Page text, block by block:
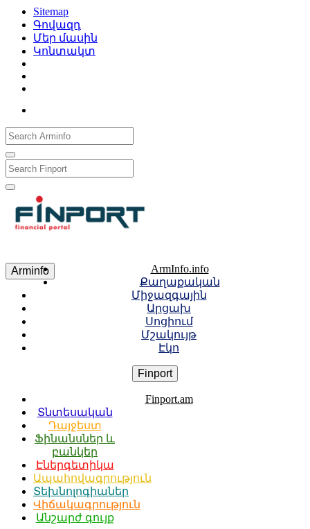
Sitemap
Գովազդ
Մեր մասին
Կոնտակտ
Arminfo
ArmInfo.info
Քաղաքական
Միջազգային
Արցախ
Սոցիում
Մշակույթ
Էկո
Finport
Finport.am
Տնտեսական
Դայջեստ
Ֆինանսներ և
բանկեր
Էներգետիկա
Ապահովագրություն
Տեխնոլոգիաներ
Վիճակագրություն
Անշարժ գույք